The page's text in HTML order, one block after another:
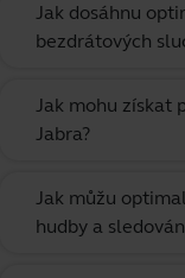
Jak dosáhnu
bezdrátových
Jak mohu získat
Jabra?
Jak můžu
hudby a